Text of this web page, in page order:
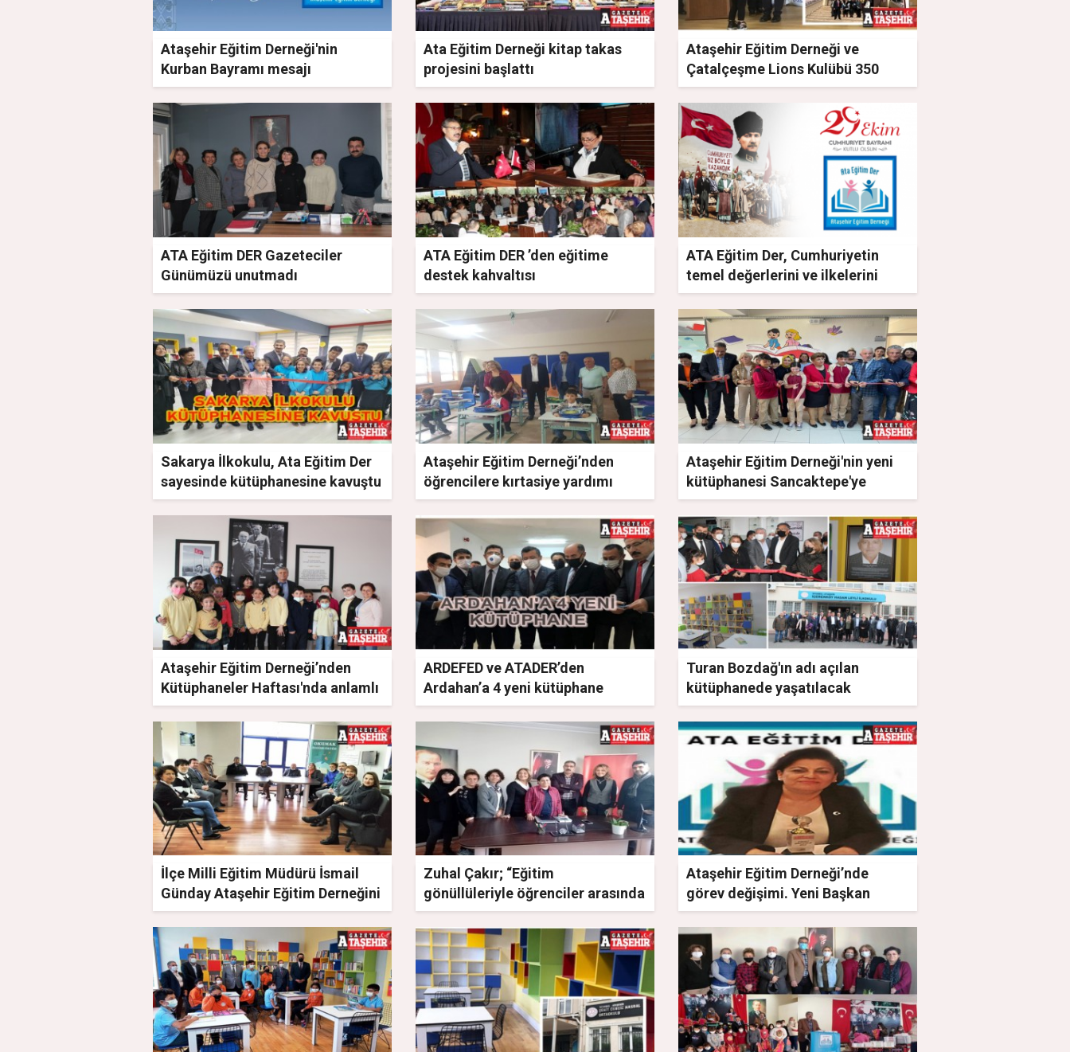
Ataşehir Eğitim Derneği'nin
Kurban Bayramı mesajı
Ata Eğitim Derneği kitap takas
projesini başlattı
Ataşehir Eğitim Derneği ve
Çatalçeşme Lions Kulübü 350
çocuğun yüzünü güldürdü
ATA Eğitim DER Gazeteciler
Günümüzü unutmadı
ATA Eğitim DER ’den eğitime
destek kahvaltısı
ATA Eğitim Der, Cumhuriyetin
temel değerlerini ve ilkelerini
önemsiyoruz
Sakarya İlkokulu, Ata Eğitim Der
sayesinde kütüphanesine kavuştu
Ataşehir Eğitim Derneği’nden
öğrencilere kırtasiye yardımı
Ataşehir Eğitim Derneği'nin yeni
kütüphanesi Sancaktepe'ye
Ataşehir Eğitim Derneği’nden
Kütüphaneler Haftası'nda anlamlı
ziyaret
ARDEFED ve ATADER’den
Ardahan’a 4 yeni kütüphane
Turan Bozdağ'ın adı açılan
kütüphanede yaşatılacak
İlçe Milli Eğitim Müdürü İsmail
Günday Ataşehir Eğitim Derneğini
ziyaret etti
Zuhal Çakır; “Eğitim
gönüllüleriyle öğrenciler arasında
bir köprü kuruyoruz”
Ataşehir Eğitim Derneği’nde
görev değişimi. Yeni Başkan
Zuhal Çakır